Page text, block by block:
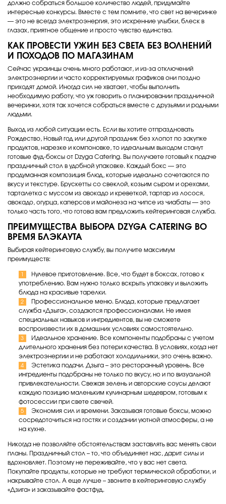
должно собраться большое количество людей, придумайте
интересные конкурсы. Вместе с тем помните, что свет на вечеринке
— это не всегда электроэнергия, это искренние улыбки, блеск в
глазах, приятное общение и просто чувство единства.
КАК ПРОВЕСТИ УЖИН БЕЗ СВЕТА БЕЗ ВОЛНЕНИЙ
И ПОХОДОВ ПО МАГАЗИНАМ
Сейчас украинцы очень много работают, и из-за отключений
электроэнергии и часто корректируемых графиков они поздно
приходят домой. Иногда сил не хватает, чтобы выполнить
необходимую работу, что уж говорить о планировании праздничной
вечеринки, хотя так хочется собраться вместе с друзьями и родными
людьми.
Выход из любой ситуации есть. Если вы хотите отпраздновать
Рождество, Новый год или другой праздник без хлопот по закупке
продуктов, нарезке и компоновке, то идеальным выходом станут
готовые фуд-боксы от Dzyga Catering. Вы получаете готовый к подаче
праздничный стол в удобной упаковке. Каждый бокс — это
продуманная композиция блюд, которые идеально сочетаются по
вкусу и текстуре. Брускетты со свеклой, козьим сыром и орехами,
тарталетка с муссом из авокадо и креветкой, тартар из лосося,
авокадо, огурца, каперсов и майонеза на чипсе из чиабаты — это
только часть того, что готова вам предложить кейтеринговая служба.
ПРЕИМУЩЕСТВА ВЫБОРА DZYGA CATERING ВО
ВРЕМЯ БЛЭКАУТА
Выбирая кейтеринговую службу, вы получите максимум
преимуществ:
Нулевое приготовление. Все, что будет в боксах, готово к
употреблению. Вам нужно только вскрыть упаковку и выложить
блюда на красивые тарелки.
Профессиональное меню. Блюда, которые предлагает
служба «Дзыга», создаются профессионалами. Не имея
специальных навыков и ингредиентов, вы не сможете
воспроизвести их в домашних условиях самостоятельно.
Идеальное хранение. Все компоненты подобраны с учетом
длительного хранения без потери качества. В условиях, когда нет
электроэнергии и не работают холодильники, это очень важно.
Эстетика подачи. Дзыга – это ресторанный уровень. Все
ингредиенты подобраны не только по вкусу, но и по визуальной
привлекательности. Свежая зелень и авторские соусы делают
каждую позицию маленьким кулинарным шедевром, готовым к
фотосессии при свете свечей.
Экономия сил и времени. Заказывая готовые боксы, можно
сосредоточиться на гостях и создании уютной атмосферы, а не
на кухне.
Никогда не позволяйте обстоятельствам заставлять вас менять свои
планы. Праздничный стол – то, что объединяет нас, дарит силы и
вдохновляет. Поэтому не переживайте, что у вас нет света.
Покупайте продукты, которые не требуют термической обработки, и
накрывайте стол. А еще лучше – звоните в кейтеринговую службу
«Дзига» и заказывайте фастфуд.